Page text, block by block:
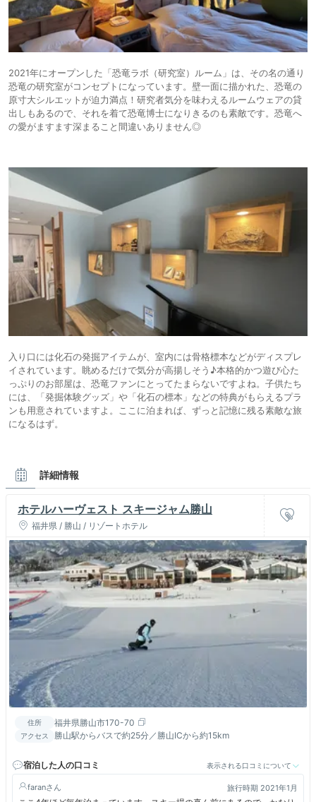
2021年にオープンした「恐竜ラボ（研究室）ルーム」は、その名の通り
恐竜の研究室がコンセプトになっています。壁一面に描かれた、恐竜の
原寸大シルエットが迫力満点！研究者気分を味わえるルームウェアの貸
出しもあるので、それを着て恐竜博士になりきるのも素敵です。恐竜へ
の愛がますます深まること間違いありません◎
入り口には化石の発掘アイテムが、室内には骨格標本などがディスプレ
イされています。眺めるだけで気分が高揚しそう♪本格的かつ遊び心た
っぷりのお部屋は、恐竜ファンにとってたまらないですよね。子供たち
には、「発掘体験グッズ」や「化石の標本」などの特典がもらえるプラ
ンも用意されていますよ。ここに泊まれば、ずっと記憶に残る素敵な旅
になるはず。
詳細情報
ホテルハーヴェスト スキージャム勝山
福井県 / 勝山 / リゾートホテル
住所 福井県勝山市170-70
アクセス 勝山駅からバスで約25分／勝山ICから約15km
宿泊した人の口コミ 表示される口コミについて
faran 旅行時期 2021年1月